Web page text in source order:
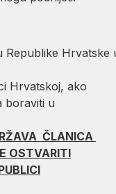
Republike Hrvatske
Hrvatskoj, ako
boraviti u
ČLANICA
OSTVARITI